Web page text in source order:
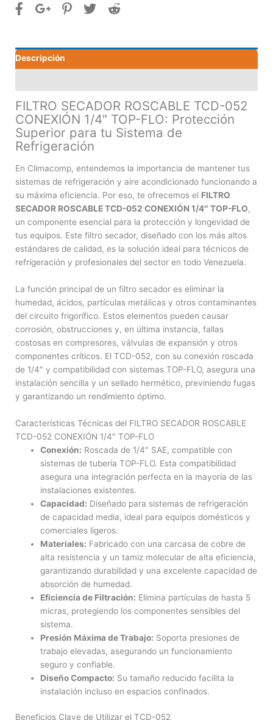
Descripción
FILTRO SECADOR ROSCABLE TCD-052
CONEXIÓN 1/4″ TOP-FLO: Protección
Superior para tu Sistema de
Refrigeración
En Climacomp, entendemos la importancia de mantener tus
sistemas de refrigeración y aire acondicionado funcionando a
su máxima eficiencia. Por eso, te ofrecemos el FILTRO
SECADOR ROSCABLE TCD-052 CONEXIÓN 1/4″ TOP-FLO,
un componente esencial para la protección y longevidad de
tus equipos. Este filtro secador, diseñado con los más altos
estándares de calidad, es la solución ideal para técnicos de
refrigeración y profesionales del sector en todo Venezuela.
La función principal de un filtro secador es eliminar la
humedad, ácidos, partículas metálicas y otros contaminantes
del circuito frigorífico. Estos elementos pueden causar
corrosión, obstrucciones y, en última instancia, fallas
costosas en compresores, válvulas de expansión y otros
componentes críticos. El TCD-052, con su conexión roscada
de 1/4″ y compatibilidad con sistemas TOP-FLO, asegura una
instalación sencilla y un sellado hermético, previniendo fugas
y garantizando un rendimiento óptimo.
Características Técnicas del FILTRO SECADOR ROSCABLE
TCD-052 CONEXIÓN 1/4″ TOP-FLO
Conexión: Roscada de 1/4″ SAE, compatible con
sistemas de tubería TOP-FLO. Esta compatibilidad
asegura una integración perfecta en la mayoría de las
instalaciones existentes.
Capacidad: Diseñado para sistemas de refrigeración
de capacidad media, ideal para equipos domésticos y
comerciales ligeros.
Materiales: Fabricado con una carcasa de cobre de
alta resistencia y un tamiz molecular de alta eficiencia,
garantizando durabilidad y una excelente capacidad de
absorción de humedad.
Eficiencia de Filtración: Elimina partículas de hasta 5
micras, protegiendo los componentes sensibles del
sistema.
Presión Máxima de Trabajo: Soporta presiones de
trabajo elevadas, asegurando un funcionamiento
seguro y confiable.
Diseño Compacto: Su tamaño reducido facilita la
instalación incluso en espacios confinados.
Beneficios Clave de Utilizar el TCD-052